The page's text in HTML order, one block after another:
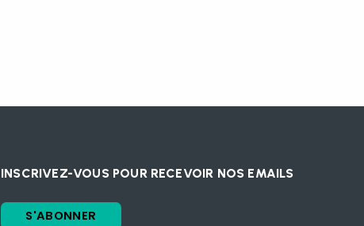
INSCRIVEZ-VOUS POUR RECEVOIR NOS EMAILS
S'ABONNER